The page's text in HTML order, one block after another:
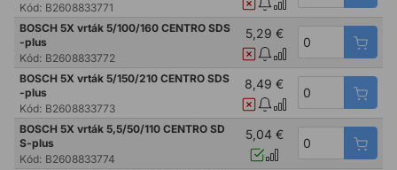
Kód: B2608833771
BOSCH 5X vrták 5/100/160 CENTRO SDS
-plus
Kód: B2608833772
5,29 €
BOSCH 5X vrták 5/150/210 CENTRO SDS
-plus
Kód: B2608833773
8,49 €
BOSCH 5X vrták 5,5/50/110 CENTRO SD
S-plus
Kód: B2608833774
5,04 €